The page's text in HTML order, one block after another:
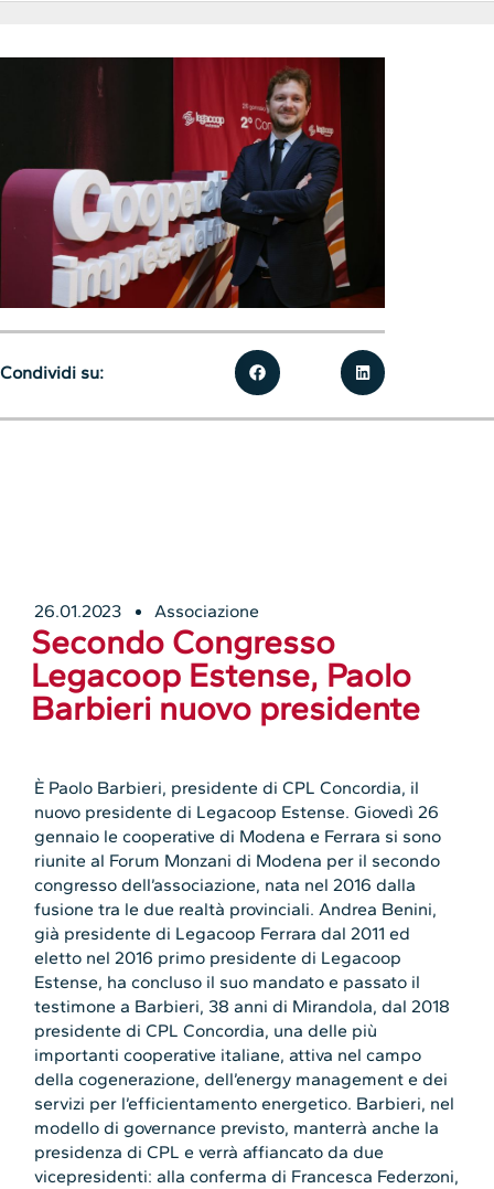
26.01.2023 Associazione
Secondo Congresso
Legacoop Estense, Paolo
Barbieri nuovo presidente
È Paolo Barbieri, presidente di CPL Concordia, il
nuovo presidente di Legacoop Estense. Giovedì 26
gennaio le cooperative di Modena e Ferrara si sono
riunite al Forum Monzani di Modena per il secondo
congresso dell’associazione, nata nel 2016 dalla
fusione tra le due realtà provinciali. Andrea Benini,
già presidente di Legacoop Ferrara dal 2011 ed
eletto nel 2016 primo presidente di Legacoop
Estense, ha concluso il suo mandato e passato il
testimone a Barbieri, 38 anni di Mirandola, dal 2018
presidente di CPL Concordia, una delle più
importanti cooperative italiane, attiva nel campo
della cogenerazione, dell’energy management e dei
servizi per l’efficientamento energetico. Barbieri, nel
modello di governance previsto, manterrà anche la
presidenza di CPL e verrà affiancato da due
vicepresidenti: alla conferma di Francesca Federzoni,
Condividi su: